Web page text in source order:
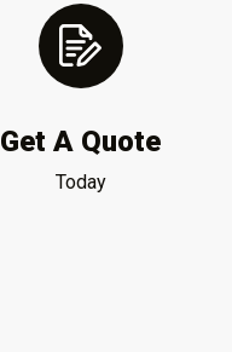
Get A Quote
Today